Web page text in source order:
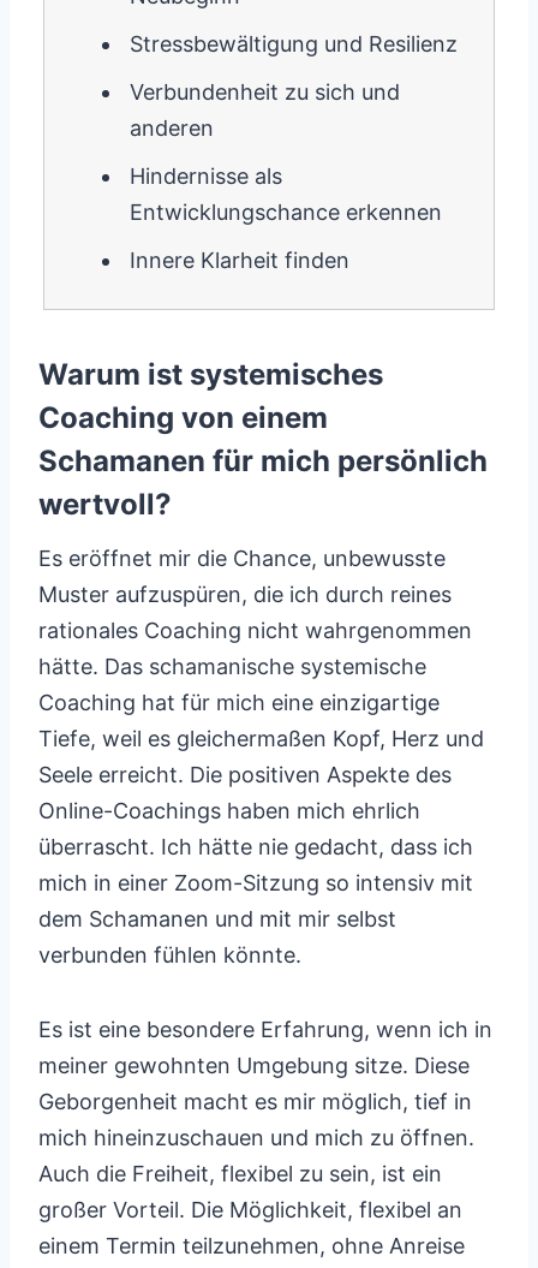
Stressbewältigung und Resilienz
Verbundenheit zu sich und
anderen
Hindernisse als
Entwicklungschance erkennen
Innere Klarheit finden
Warum ist systemisches
Coaching von einem
Schamanen für mich persönlich
wertvoll?
Es eröffnet mir die Chance, unbewusste
Muster aufzuspüren, die ich durch reines
rationales Coaching nicht wahrgenommen
hätte. Das schamanische systemische
Coaching hat für mich eine einzigartige
Tiefe, weil es gleichermaßen Kopf, Herz und
Seele erreicht. Die positiven Aspekte des
Online-Coachings haben mich ehrlich
überrascht. Ich hätte nie gedacht, dass ich
mich in einer Zoom-Sitzung so intensiv mit
dem Schamanen und mit mir selbst
verbunden fühlen könnte.
Es ist eine besondere Erfahrung, wenn ich in
meiner gewohnten Umgebung sitze. Diese
Geborgenheit macht es mir möglich, tief in
mich hineinzuschauen und mich zu öffnen.
Auch die Freiheit, flexibel zu sein, ist ein
großer Vorteil. Die Möglichkeit, flexibel an
einem Termin teilzunehmen, ohne Anreise